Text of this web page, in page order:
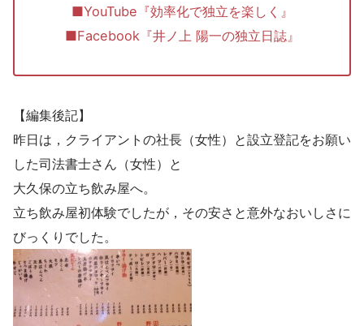
■YouTube『効率化で独立を楽しく』
■Facebook『井ノ上 陽一の独立日誌』
【編集後記】
昨日は，クライアントの社長（女性）と設立登記をお願い
した司法書士さん（女性）と
大久保の立ち飲み屋へ。
立ち飲み屋初体験でしたが，その安さと意外なおいしさに
びっくりでした。